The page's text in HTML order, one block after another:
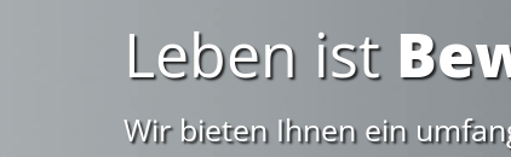
Leben ist
Wir bieten Ihnen ein